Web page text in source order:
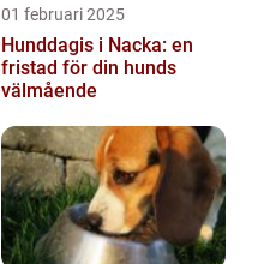
01 februari 2025
Hunddagis i Nacka: en
fristad för din hunds
välmående